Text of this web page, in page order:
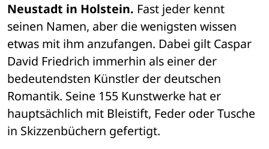
Neustadt in Holstein. Fast jeder kennt
seinen Namen, aber die wenigsten wissen
etwas mit ihm anzufangen. Dabei gilt Caspar
David Friedrich immerhin als einer der
bedeutendsten Künstler der deutschen
Romantik. Seine 155 Kunstwerke hat er
hauptsächlich mit Bleistift, Feder oder Tusche
in Skizzenbüchern gefertigt.